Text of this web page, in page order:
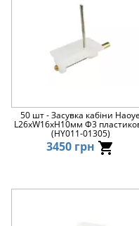
50 шт - Засувка кабіни Haoye
L26xW16xH10мм Ф3
(HY011-01305)
3450 грн